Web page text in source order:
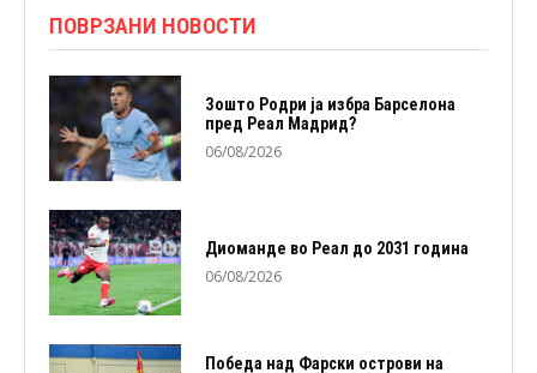
ПОВРЗАНИ НОВОСТИ
Зошто Родри ја избра Барселона
пред Реал Мадрид?
06/08/2026
Диоманде во Реал до 2031 година
06/08/2026
Победа над Фарски острови на